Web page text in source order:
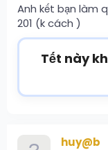
r
Anh kết bạn làm
201 (k cách )
Tết này
huy@b